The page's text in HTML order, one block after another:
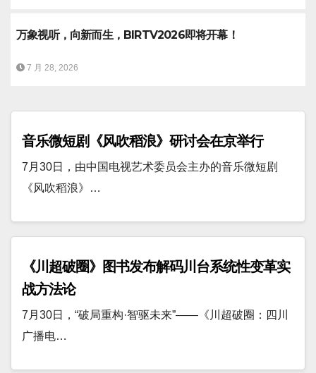
万象视听，向新而生，BIRTV2026即将开幕！
7 月 28, 2026
音乐微短剧《风吹稻浪》研讨会在京举行
7月30日，由中国电视艺术委员会主办的音乐微短剧
《风吹稻浪》…
《川超破圈》图书发布解码川台系统性变革实
战方法论
7月30日，“破局重构·智驱未来”——《川超破圈：四川
广播电…